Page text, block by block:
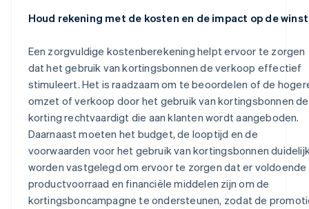
Houd rekening met de kosten en de impact op de winst
Een zorgvuldige kostenberekening helpt ervoor te zorgen
dat het gebruik van kortingsbonnen de verkoop effectief
stimuleert. Het is raadzaam om te beoordelen of de
omzet of verkoop door het gebruik van kortingsbonnen de
korting rechtvaardigt die aan klanten wordt aangeboden.
Daarnaast moeten het budget, de looptijd en de
voorwaarden voor het gebruik van kortingsbonnen
worden vastgelegd om ervoor te zorgen dat er voldoende
productvoorraad en financiële middelen zijn om de
kortingsboncampagne te ondersteunen, zodat de